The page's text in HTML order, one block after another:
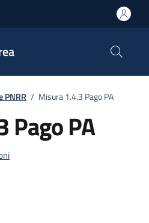
PNRR / Misura 1.4.3 Pago PA
Pago PA